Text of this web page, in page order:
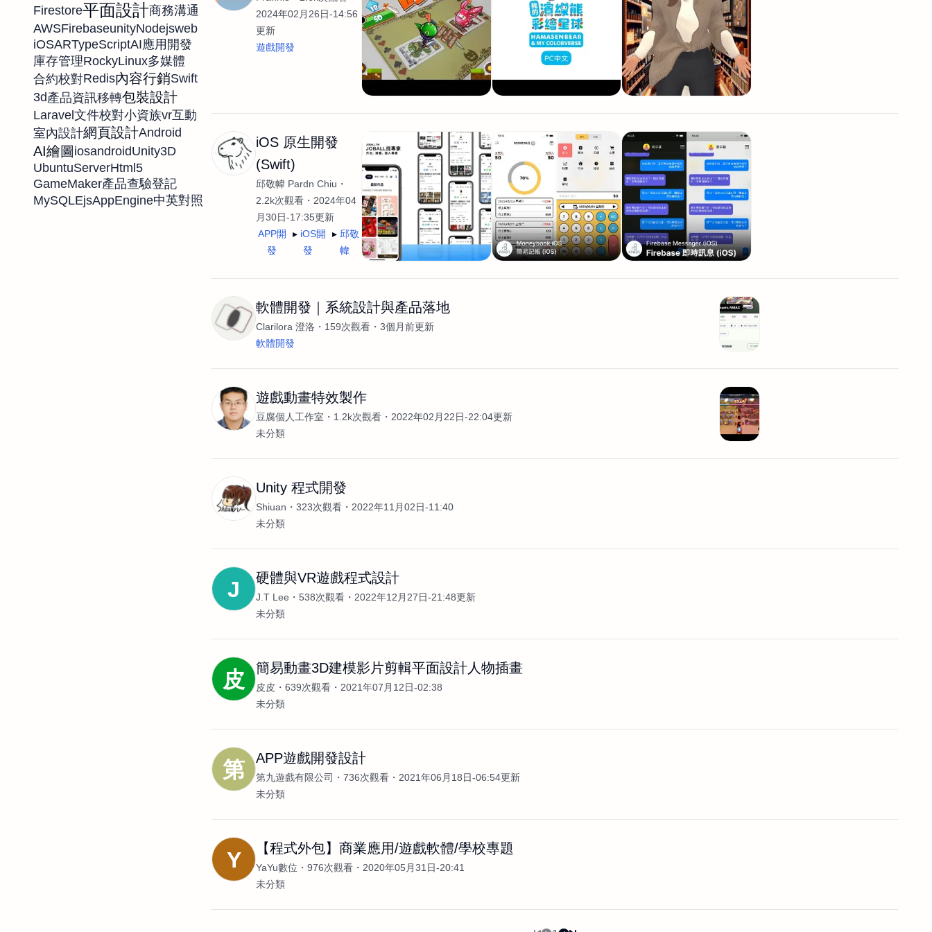
Firestore平面設計商務溝通
AWSFirebaseunityNodejsweb
iOSARTypeScriptAI應用開發
庫存管理RockyLinux多媒體
合約校對Redis內容行銷Swift
3d產品資訊移轉包裝設計
Laravel文件校對小資族vr互動
室內設計網頁設計Android
AI繪圖 iosandroidUnity3D
UbuntuServerHtml5
GameMaker產品查驗登記
MySQLEjsAppEngine中英對照
2024年02月26日-14:56
更新
遊戲開發
iOS 原生開發
(Swift)
邱敬幃 Pardn Chiu
2.2k次觀看
2024年04
月30日-17:35更新
APP開
發
iOS開
發
邱敬
幃
軟體開發｜系統設計與產品落地
Clarilora 澄洛 159次觀看
3個月前更新
軟體開發
遊戲動畫特效製作
豆腐個人工作室 1.2k次觀看
2022年02月22日-22:04更新
未分類
Unity 程式開發
Shiuan 323次觀看
2022年11月02日-11:40
未分類
J 硬體與VR遊戲程式設計
J.T Lee 538次觀看
2022年12月27日-21:48更新
未分類
皮 簡易動畫3D建模影片剪輯平面設計人物插畫
皮皮 639次觀看
2021年07月12日-02:38
未分類
第 APP遊戲開發設計
第九遊戲有限公司 736次觀看
2021年06月18日-06:54更新
未分類
Y 【程式外包】商業應用/遊戲軟體/學校專題
YaYu數位 976次觀看
2020年05月31日-20:41
未分類